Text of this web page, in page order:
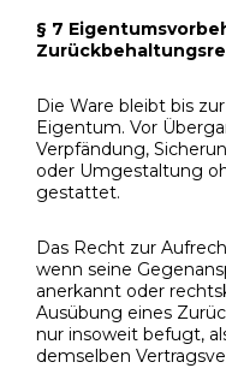
§ 7
Die Ware bleibt bis
Eigentum. Vor
Verpfändung,
oder Umgestaltung
gestattet.
Das Recht zur
wenn seine
anerkannt oder
Ausübung eines
nur insoweit befugt,
demselben